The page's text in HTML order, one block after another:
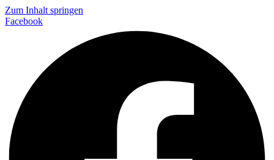
Zum Inhalt springen
Facebook